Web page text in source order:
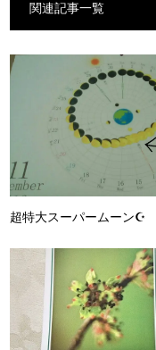
関連記事一覧
超特大スーパームーン☪